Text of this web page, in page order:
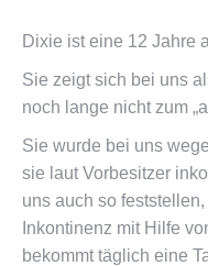
Dixie ist eine 12 Jahre
Sie zeigt sich bei uns
noch lange nicht zum
Sie wurde bei uns
sie laut Vorbesitzer
uns auch so
Inkontinenz mit Hilfe
bekommt täglich eine